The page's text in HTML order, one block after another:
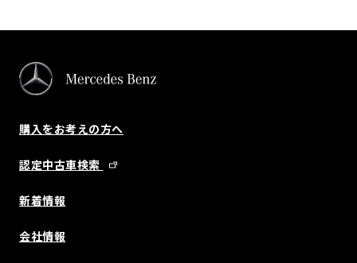
購入をお考えの方へ
認定中古車検索
新着情報
会社情報